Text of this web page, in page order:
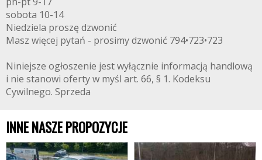
sobota 10-14
Niedziela proszę dzwonić
Masz więcej pytań - prosimy dzwonić 794•723•723
Niniejsze ogłoszenie jest wyłącznie informacją handlową
i nie stanowi oferty w myśl art. 66, § 1. Kodeksu
Cywilnego. Sprzeda
INNE NASZE PROPOZYCJE